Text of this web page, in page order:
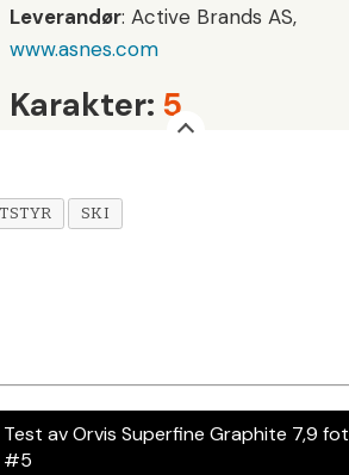
Leverandør: Active Brands AS,
www.asnes.com
Karakter: 5
SKI
Test av Orvis Superfine Graphite 7,9 fot
#5